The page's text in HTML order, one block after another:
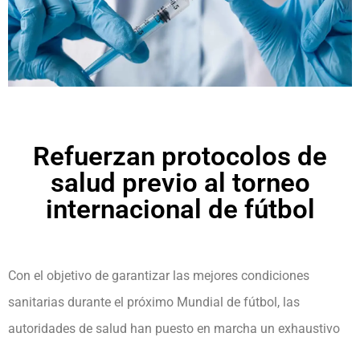
Refuerzan protocolos de
salud previo al torneo
internacional de fútbol
Con el objetivo de garantizar las mejores condiciones
sanitarias durante el próximo Mundial de fútbol, las
autoridades de salud han puesto en marcha un exhaustivo